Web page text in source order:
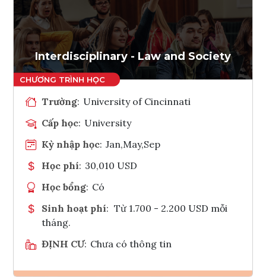
Interdisciplinary - Law and Society
Trường: University of Cincinnati
Cấp học: University
Kỳ nhập học: Jan,May,Sep
Học phí: 30,010 USD
Học bổng: Có
Sinh hoạt phí: Từ 1.700 - 2.200 USD mỗi
tháng.
ĐỊNH CƯ: Chưa có thông tin